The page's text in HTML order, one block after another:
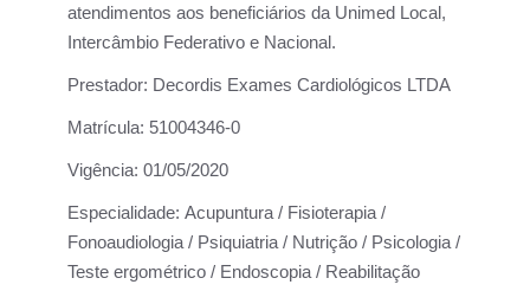
atendimentos aos beneficiários da Unimed Local,
Intercâmbio Federativo e Nacional.
Prestador: Decordis Exames Cardiológicos LTDA
Matrícula: 51004346-0
Vigência: 01/05/2020
Especialidade: Acupuntura / Fisioterapia /
Fonoaudiologia / Psiquiatria / Nutrição / Psicologia /
Teste ergométrico / Endoscopia / Reabilitação